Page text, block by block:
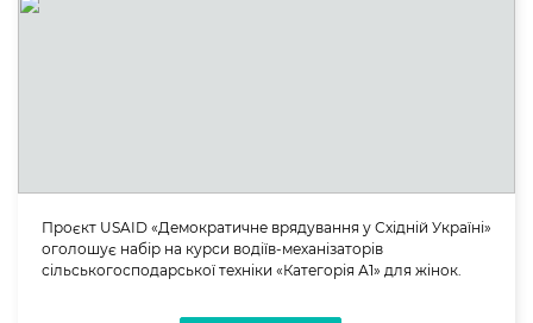
Проєкт USAID «Демократичне врядування у Східній Україні»
оголошує набір на курси водіїв-механізаторів
сільськогосподарської техніки «Категорія А1» для жінок.